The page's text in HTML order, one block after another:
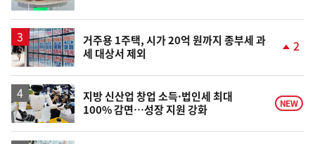
거주용 1주택, 시가 20억 원까지 종부세 과
세 대상서 제외
상
승
2
지방 신산업 창업 소득·법인세 최대
100% 감면…성장 지원 강화
NEW